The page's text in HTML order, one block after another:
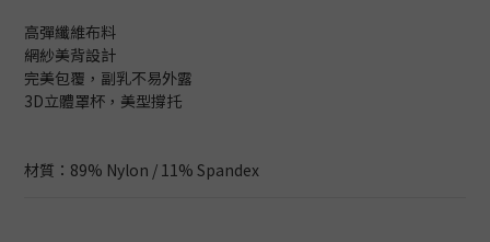
高彈纖維布料
網紗美背設計
完美包覆，副乳不易外露
3D立體罩杯，美型撐托
材質：89% Nylon / 11% Spandex